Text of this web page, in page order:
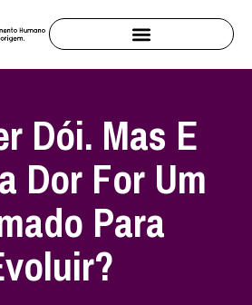
Dói. Mas E
Dor For Um
Para